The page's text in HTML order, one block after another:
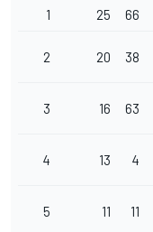
1 25 66
2 20 38
3 16 63
4 13 4
5 11 11